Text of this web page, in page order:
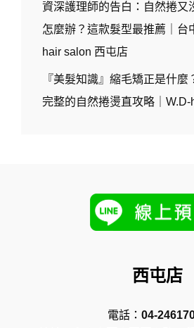
資深護理師的告白：自然捲又
怎麼辦？這款髮型最推薦｜台
hair salon 西屯店
『美髮知識』縮毛矯正是什麼
完整的自然捲燙直攻略｜W.D-
西屯店
電話： 04-